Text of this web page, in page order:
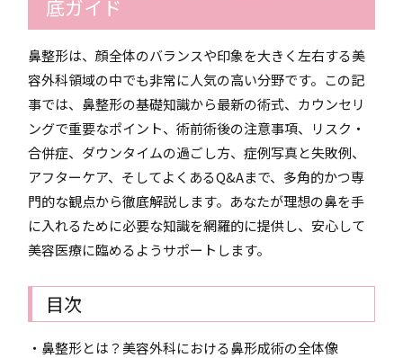
底ガイド
鼻整形は、顔全体のバランスや印象を大きく左右する美
容外科領域の中でも非常に人気の高い分野です。この記
事では、鼻整形の基礎知識から最新の術式、カウンセリ
ングで重要なポイント、術前術後の注意事項、リスク・
合併症、ダウンタイムの過ごし方、症例写真と失敗例、
アフターケア、そしてよくあるQ&Aまで、多角的かつ専
門的な観点から徹底解説します。あなたが理想の鼻を手
に入れるために必要な知識を網羅的に提供し、安心して
美容医療に臨めるようサポートします。
目次
・鼻整形とは？美容外科における鼻形成術の全体像